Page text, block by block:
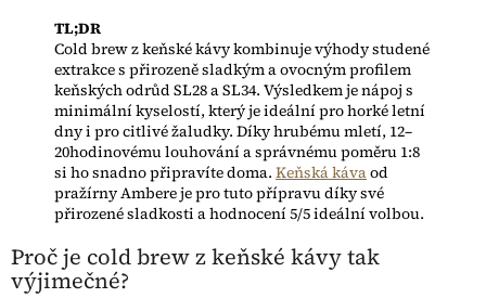
TL;DR
Cold brew z keňské kávy kombinuje výhody studené
extrakce s přirozeně sladkým a ovocným profilem
keňských odrůd SL28 a SL34. Výsledkem je nápoj s
minimální kyselostí, který je ideální pro horké letní
dny i pro citlivé žaludky. Díky hrubému mletí, 12–
20hodinovému louhování a správnému poměru 1:8
si ho snadno připravíte doma. Keňská kávaod
pražírny Ambere je pro tuto přípravu díky své
přirozené sladkosti a hodnocení 5/5 ideální volbou.
Proč je cold brew z keňské kávy tak
výjimečné?